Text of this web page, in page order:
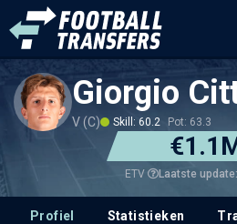
Giorgio
V (C) Skill: 60.2 Pot: 63.3
ETV Laatste
Profiel Statistieken